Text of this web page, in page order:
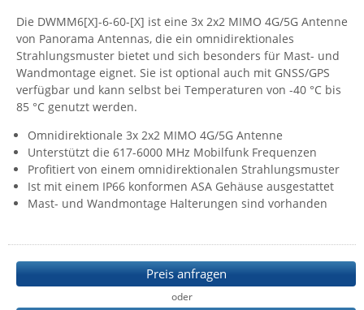
Guntermann & Drunck
High Sec Labs
HW group
Icron
IEC Lock
Ihse
Kerlink
KVM TEC
Legrand
Die DWMM6[X]-6-60-[X] ist eine 3x 2x2 MIMO 4G/5G Antenne
von Panorama Antennas, die ein omnidirektionales
Strahlungsmuster bietet und sich besonders für Mast- und
Wandmontage eignet. Sie ist optional auch mit GNSS/GPS
verfügbar und kann selbst bei Temperaturen von -40 °C bis
85 °C genutzt werden.
Omnidirektionale 3x 2x2 MIMO 4G/5G Antenne
Unterstützt die 617-6000 MHz Mobilfunk Frequenzen
Profitiert von einem omnidirektionalen Strahlungsmuster
Ist mit einem IP66 konformen ASA Gehäuse ausgestattet
Mast- und Wandmontage Halterungen sind vorhanden
Preis anfragen
oder